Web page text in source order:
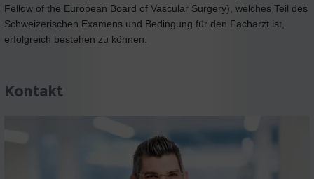
Fellow of the European Board of Vascular Surgery), welches Teil des
Schweizerischen Examens und Bedingung für den Facharzt ist,
erfolgreich bestehen zu können.
Kontakt